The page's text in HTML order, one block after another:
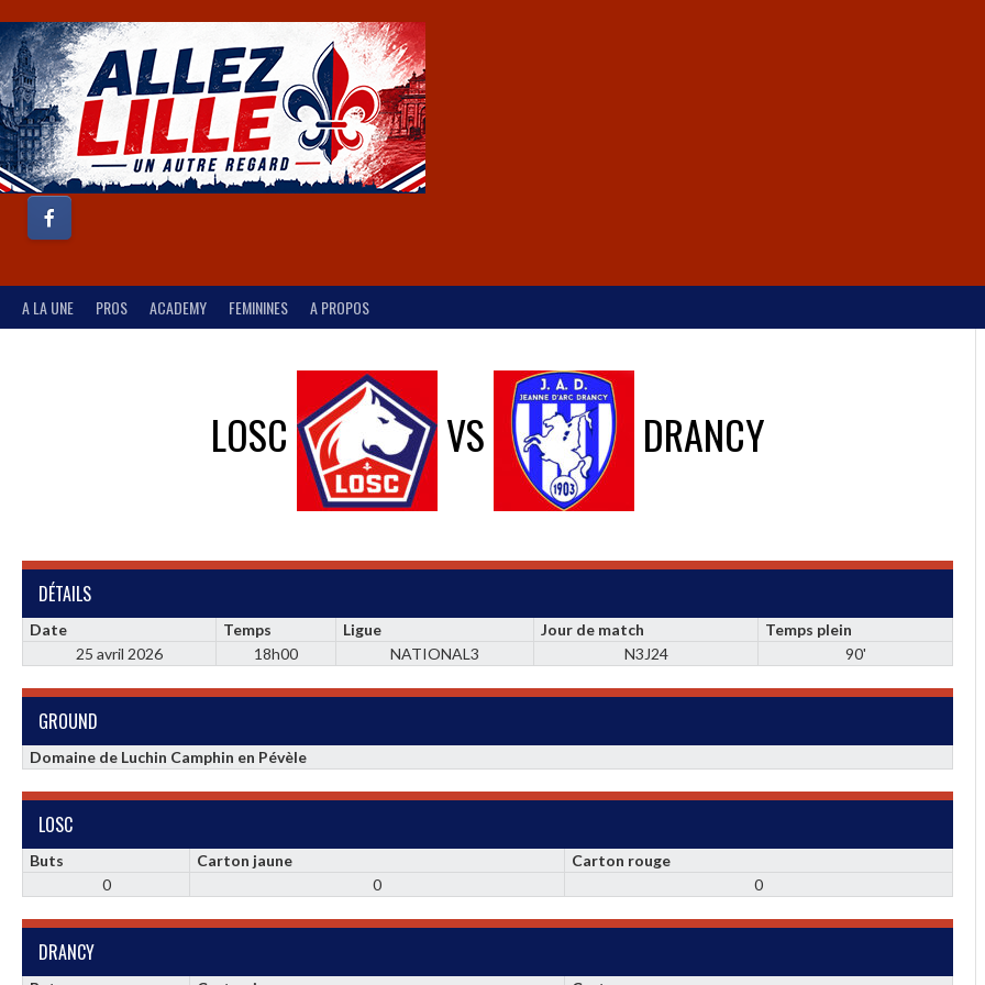
A LA UNE PROS ACADEMY FEMININES A PROPOS
LOSC VS DRANCY
DÉTAILS
Date Temps Ligue Jour de match
Temps plein
25 avril 2026
18h00 NATIONAL3 N3J24 90'
GROUND
Domaine de Luchin Camphin en Pévèle
LOSC
Buts Carton jaune
Carton rouge
0
0 0
DRANCY